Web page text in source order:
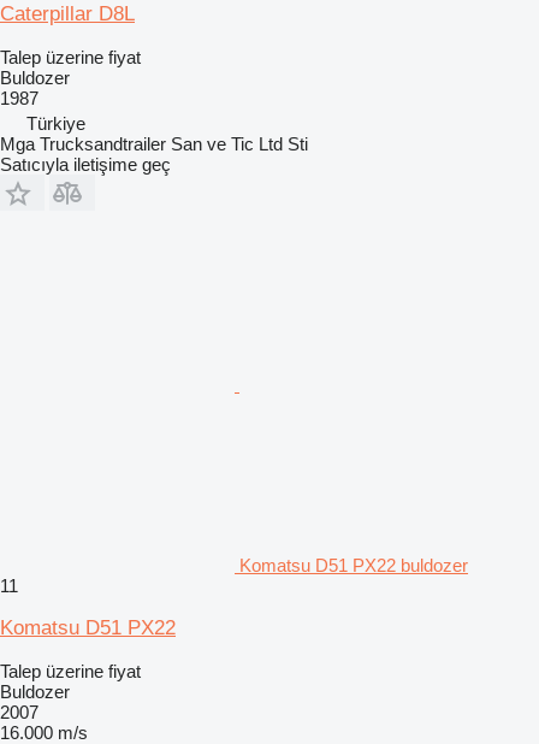
Caterpillar D8L
Talep üzerine fiyat
Buldozer
1987
Türkiye
Mga Trucksandtrailer San ve Tic Ltd Sti
Satıcıyla iletişime geç
Komatsu D51 PX22 buldozer
11
Komatsu D51 PX22
Talep üzerine fiyat
Buldozer
2007
16.000 m/s